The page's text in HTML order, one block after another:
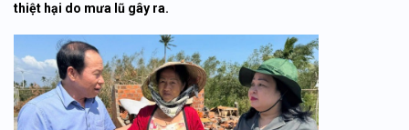
thiệt hại do mưa lũ gây ra.